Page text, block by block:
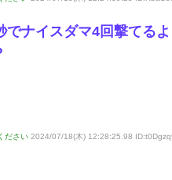
でナイスダマ4回撃てる
ださい 2024/07/18(木) 12:28:25.98